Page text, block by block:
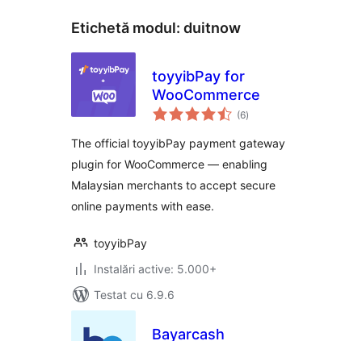
Etichetă modul: duitnow
toyyibPay for
WooCommerce
(6total
aprecieri
)
The official toyyibPay payment gateway
plugin for WooCommerce — enabling
Malaysian merchants to accept secure
online payments with ease.
toyyibPay
Instalări active: 5.000+
Testat cu 6.9.6
Bayarcash